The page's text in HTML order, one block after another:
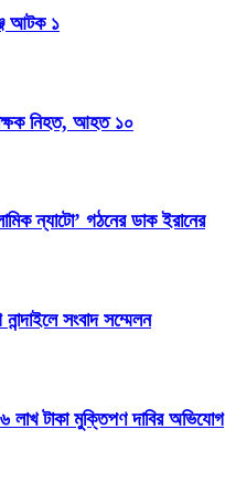
আটক ১
নিহত, আহত ১০
ন্যাটো’ গঠনের ডাক ইরানের
সংবাদ সম্মেলন
লাখ টাকা মুক্তিপণ দাবির অভিযোগ